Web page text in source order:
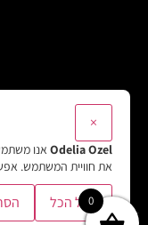
×
Odelia Ozel אנו
את חוויית המשתמש.
קבל הכל
0